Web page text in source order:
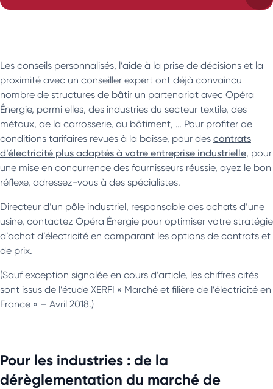
Les conseils personnalisés, l’aide à la prise de décisions et la
proximité avec un conseiller expert ont déjà convaincu
nombre de structures de bâtir un partenariat avec Opéra
Énergie, parmi elles, des industries du secteur textile, des
métaux, de la carrosserie, du bâtiment, … Pour profiter de
conditions tarifaires revues à la baisse, pour des contrats
d’électricité plus adaptés à votre entreprise industrielle, pour
une mise en concurrence des fournisseurs réussie, ayez le bon
réflexe, adressez-vous à des spécialistes.
Directeur d’un pôle industriel, responsable des achats d’une
usine, contactez Opéra Énergie pour optimiser votre stratégie
d’achat d’électricité en comparant les options de contrats et
de prix.
(Sauf exception signalée en cours d’article, les chiffres cités
sont issus de l’étude XERFI « Marché et filière de l’électricité en
France » – Avril 2018.)
Pour les industries : de la
dérèglementation du marché de